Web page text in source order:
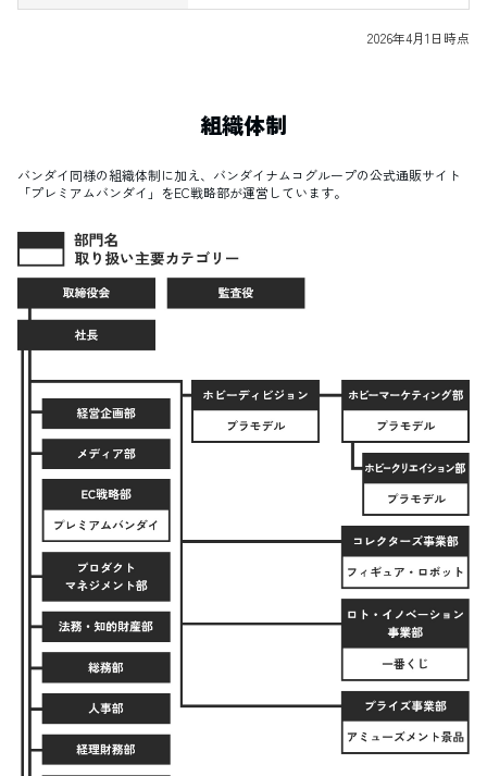
2026年4月1日時点
組織体制
バンダイ同様の組織体制に加え、バンダイナムコグループの公式通販サイト
「プレミアムバンダイ」をEC戦略部が運営しています。